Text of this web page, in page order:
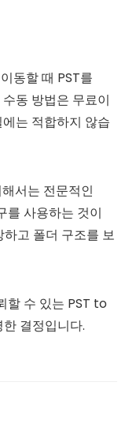
동할 때 PST를
동 방법은 무료이
는 적합하지 않습
서는 전문적인
를 사용하는 것이
고 폴더 구조를 보
할 수 있는 PST to
결정입니다.